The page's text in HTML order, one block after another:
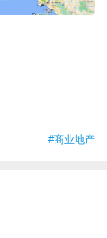
#商业地产